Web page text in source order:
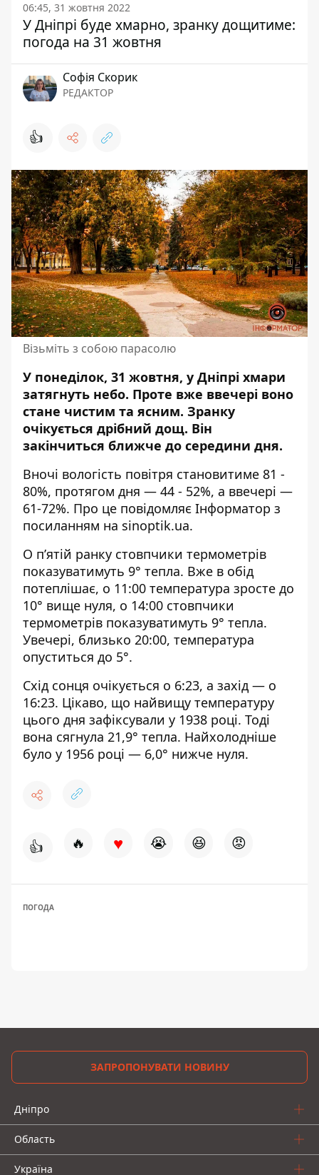
06:45, 31 жовтня 2022
У Дніпрі буде хмарно, зранку дощитиме:
погода на 31 жовтня
Софія Скорик
РЕДАКТОР
👍
Візьміть з собою парасолю
У понеділок, 31 жовтня, у Дніпрі хмари
затягнуть небо. Проте вже ввечері воно
стане чистим та ясним. Зранку
очікується дрібний дощ. Він
закінчиться ближче до середини дня.
Вночі вологість повітря становитиме 81 -
80%, протягом дня — 44 - 52%, а ввечері —
61-72%. Про це повідомляє Інформатор з
посиланням на sinoptik.ua.
О п’ятій ранку стовпчики термометрів
показуватимуть 9° тепла. Вже в обід
потеплішає, о 11:00 температура зросте до
10° вище нуля, о 14:00 стовпчики
термометрів показуватимуть 9° тепла.
Увечері, близько 20:00, температура
опуститься до 5°.
Схід сонця очікується о 6:23, а захід — о
16:23. Цікаво, що найвищу температуру
цього дня зафіксували у 1938 році. Тоді
вона сягнула 21,9° тепла. Найхолодніше
було у 1956 році — 6,0° нижче нуля.
👍 🔥 ♥ 😭 😆 😡
ПОГОДА
ЗАПРОПОНУВАТИ НОВИНУ
Дніпро
Область
Україна